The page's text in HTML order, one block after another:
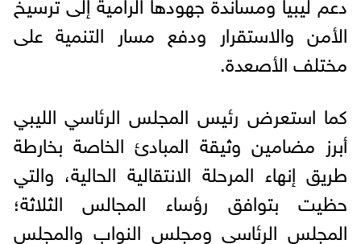
الأمن والاستقرار ودفع مسار التنمية على
مختلف الأصعدة.
كما استعرض رئيس المجلس الرئاسي الليبي
أبرز مضامين وثيقة المبادئ الخاصة بخارطة
طريق إنهاء المرحلة الانتقالية الحالية، والتي
حظيت بتوافق رؤساء المجالس الثلاثة؛
المجلس الرئاسي ومجلس النواب والمجلس